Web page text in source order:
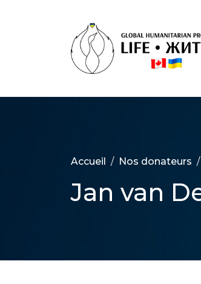
Accueil Nos donateurs
Jan van